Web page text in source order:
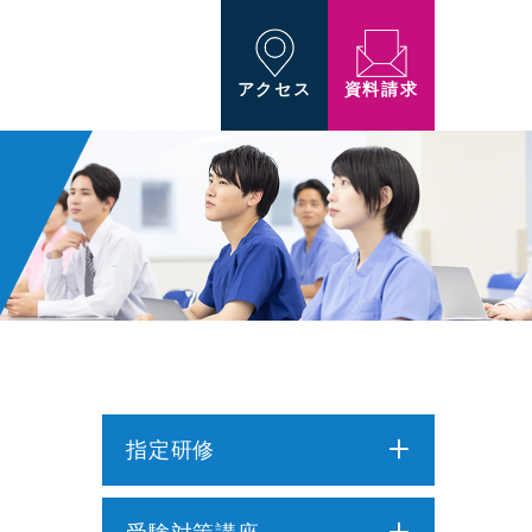
アクセス 資料請求
指定研修
介護職員初任者研修